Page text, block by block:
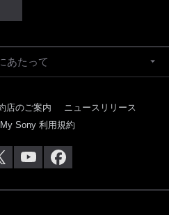
あたって
店のご案内
ニュースリリース
My Sony 利用規約